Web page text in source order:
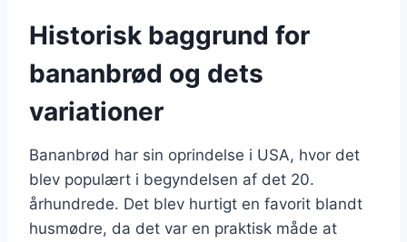
Historisk baggrund for
bananbrød og dets
variationer
Bananbrød har sin oprindelse i USA, hvor det
blev populært i begyndelsen af det 20.
århundrede. Det blev hurtigt en favorit blandt
husmødre, da det var en praktisk måde at